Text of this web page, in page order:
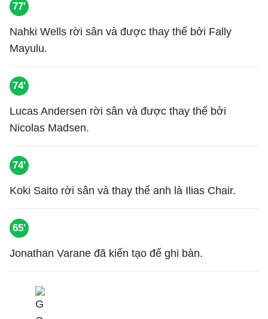
77'
Nahki Wells rời sân và được thay thế bởi Fally
Mayulu.
74'
Lucas Andersen rời sân và được thay thế bởi
Nicolas Madsen.
74'
Koki Saito rời sân và thay thế anh là Ilias Chair.
65'
Jonathan Varane đã kiến tạo để ghi bàn.